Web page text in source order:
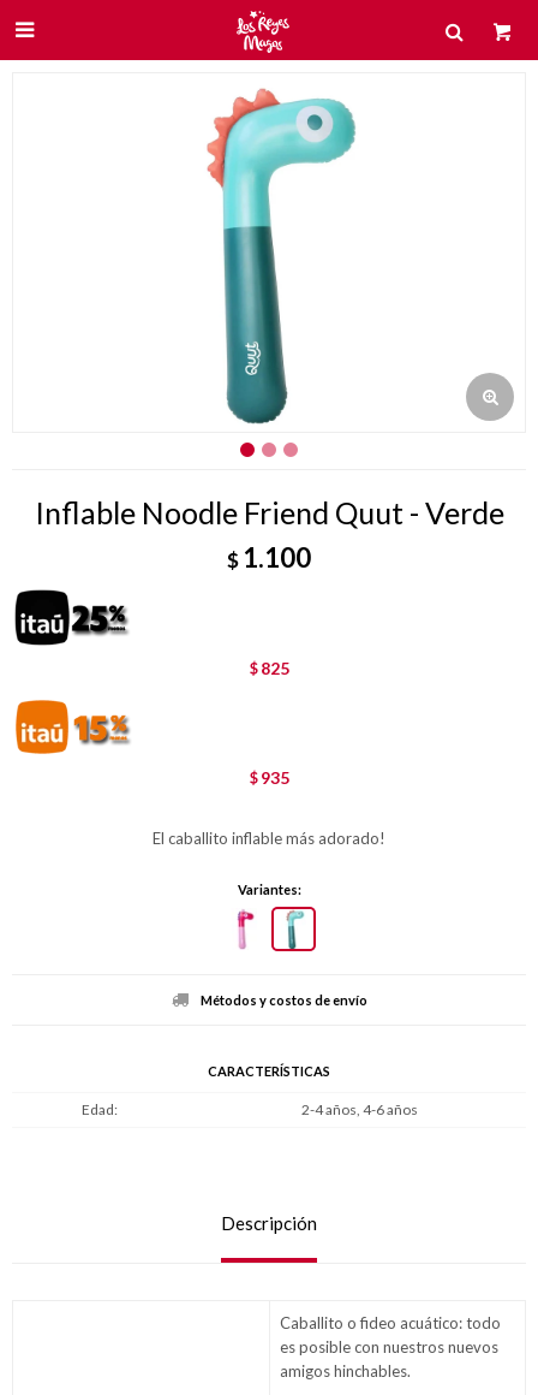

Inflable Noodle Friend Quut - Verde
$ 1.100
$ 825
$ 935
El caballito inflable más adorado!
Variantes:
Métodos y costos de envío
CARACTERÍSTICAS
Edad 2-4 años, 4-6 años
Descripción
Caballito o fideo acuático: todo
es posible con nuestros nuevos
amigos hinchables.